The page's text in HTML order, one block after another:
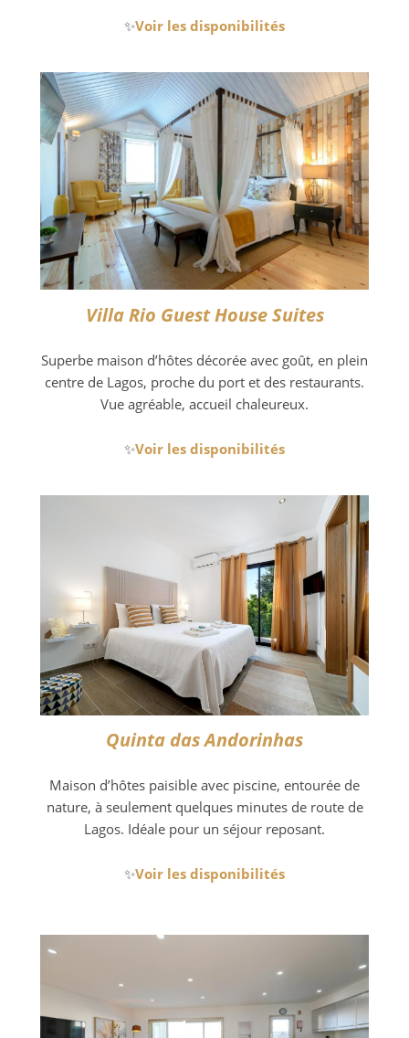
✨Voir les disponibilités
Villa Rio Guest House Suites
Superbe maison d’hôtes décorée avec goût, en plein
centre de Lagos, proche du port et des restaurants.
Vue agréable, accueil chaleureux.
✨Voir les disponibilités
Quinta das Andorinhas
Maison d’hôtes paisible avec piscine, entourée de
nature, à seulement quelques minutes de route de
Lagos. Idéale pour un séjour reposant.
✨Voir les disponibilités